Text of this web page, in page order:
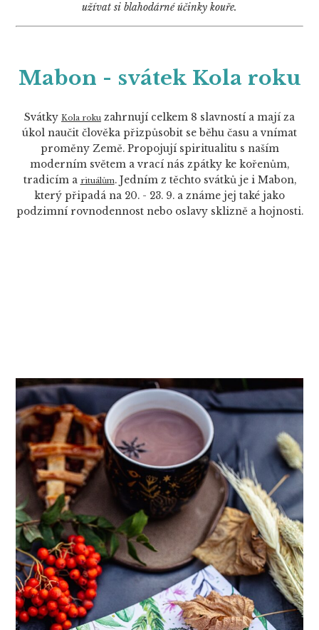
užívat si blahodárné účinky kouře.
Mabon - svátek Kola roku
Svátky Kola roku zahrnují celkem 8 slavností a mají za
úkol naučit člověka přizpůsobit se běhu času a vnímat
proměny Země. Propojují spiritualitu s naším
moderním světem a vrací nás zpátky ke kořenům,
tradicím a rituálům. Jedním z těchto svátků je i Mabon,
který připadá na 20. - 23. 9. a známe jej také jako
podzimní rovnodennost nebo oslavy sklizně a hojnosti.